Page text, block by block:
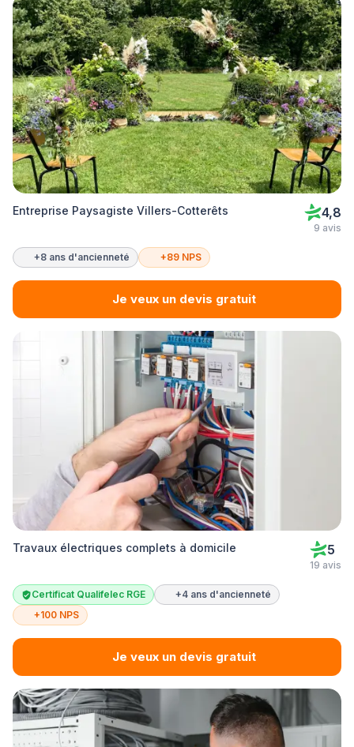
Entreprise Paysagiste Villers-Cotterêts 4,8
9 avis
+8 ans d'ancienneté +89 NPS
Je veux un devis gratuit
Travaux électriques complets à domicile 5
19 avis
Certificat Qualifelec RGE
+4 ans d'ancienneté
+100 NPS
Je veux un devis gratuit